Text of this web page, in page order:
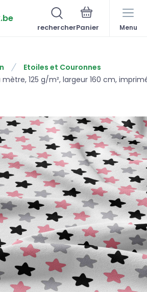
rechercher Menu
Etoiles et Couronnes
125 g/m², largeur 160 cm,